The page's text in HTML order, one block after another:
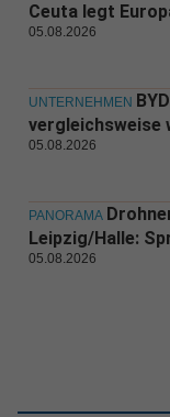
Ceuta legt
05.08.2026
UNTERNEHMEN
vergleichsweise
05.08.2026
PANORAMA
Leipzig/Halle:
05.08.2026